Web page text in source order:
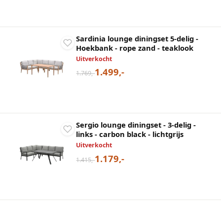
Sardinia lounge diningset 5-delig -
Hoekbank - rope zand - teaklook
Uitverkocht
1.769,-1.499,-
Sergio lounge diningset - 3-delig -
links - carbon black - lichtgrijs
Uitverkocht
1.415,-1.179,-